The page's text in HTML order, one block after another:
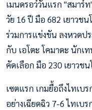
เมนดรอว์วันแรก "สมา
วัย 16 ปี มือ 682 เยาวช
ร่วมการแข่งขัน ลงหวดป
กับ เอโตะ โคมาดะ นัก
คัดเลือก มือ 230 เยาวช
เซตแรก เกมยื้อถึงไทเบ
อย่างเฉียดฉิว 7-6 ไทเบ